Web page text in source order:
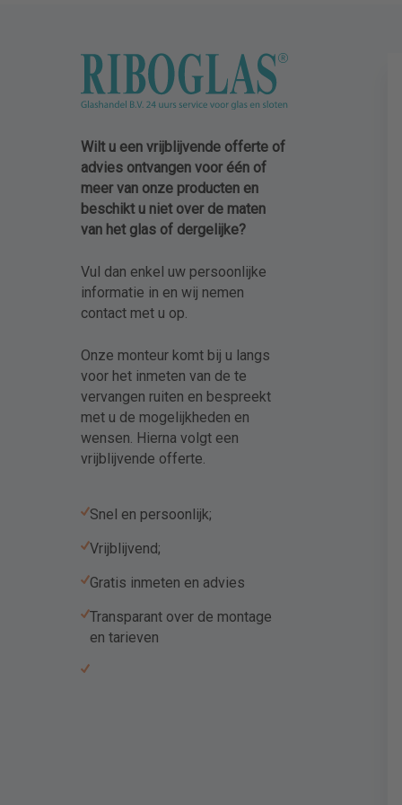
Wilt u een vrijblijvende offerte of
advies ontvangen voor één of
meer van onze producten en
beschikt u niet over de maten
van het glas of dergelijke?
Vul dan enkel uw persoonlijke
informatie in en wij nemen
contact met u op.
Onze monteur komt bij u langs
voor het inmeten van de te
vervangen ruiten en bespreekt
met u de mogelijkheden en
wensen. Hierna volgt een
vrijblijvende offerte.
Snel en persoonlijk;
Vrijblijvend;
Gratis inmeten en advies
Transparant over de montage
en tarieven